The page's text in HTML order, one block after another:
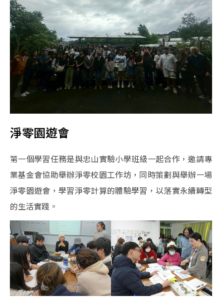
淨零園遊會
第一個學習任務是與忠山實驗小學班級一起合作，邀請專
業基金會協助舉辦淨零校園工作坊，同時策劃與舉辦一場
淨零園遊會，學習淨零計算的體驗學習，以落實永續轉型
的生活實踐。